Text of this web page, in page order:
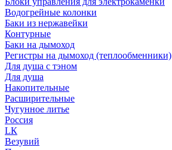
Водогрейные колонки
Баки из нержавейки
Контурные
Баки на дымоход
Регистры на дымоход (теплообменники)
Для душа с тэном
Для душа
Накопительные
Расширительные
Чугунное литье
Россия
LК
Везувий